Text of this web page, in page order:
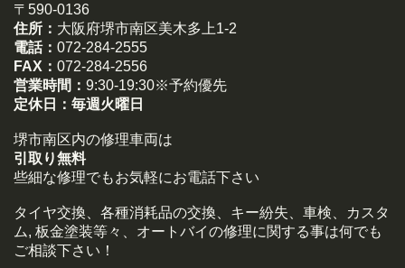
〒590-0136
住所： 大阪府堺市南区美木多上1-2
電話： 072-284-2555
FAX： 072-284-2556
営業時間： 9:30-19:30※予約優先
定休日： 毎週火曜日
堺市南区内の修理車両は
引取り無料
些細な修理でもお気軽にお電話下さい
タイヤ交換、各種消耗品の交換、キー紛失、車検、カスタ
ム, 板金塗装等々、オートバイの修理に関する事は何でも
ご相談下さい！